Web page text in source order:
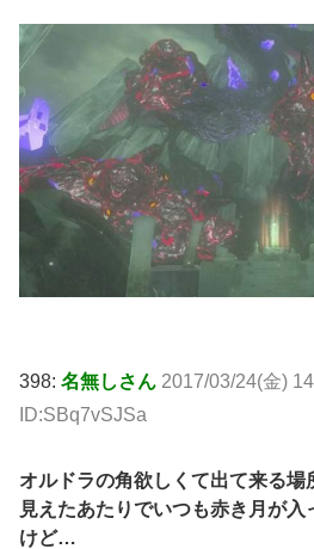
398: 名無しさん 2017/03/24(金)
ID:SBq7vSJSa
オルドラの角欲しくて出て来る場
見えたあたりでいつも赤き月が
けど…